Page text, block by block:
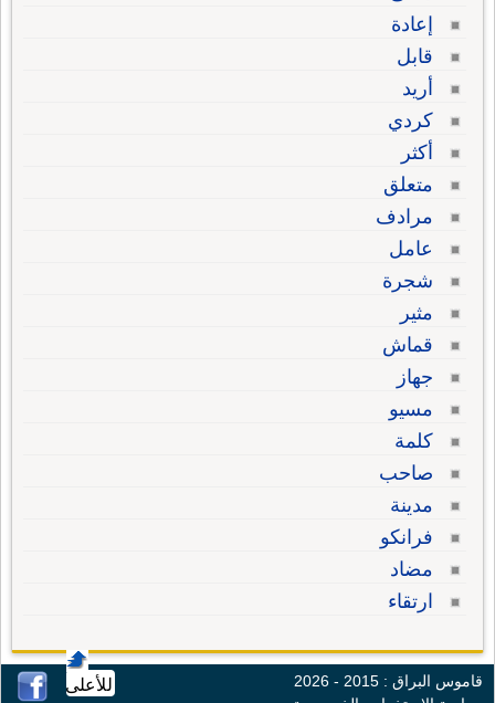
إعادة
قابل
أريد
كردي
أكثر
متعلق
مرادف
عامل
شجرة
مثير
قماش
جهاز
مسيو
كلمة
صاحب
مدينة
فرانكو
مضاد
ارتقاء
للأعلى
قاموس البراق : 2015 - 2026